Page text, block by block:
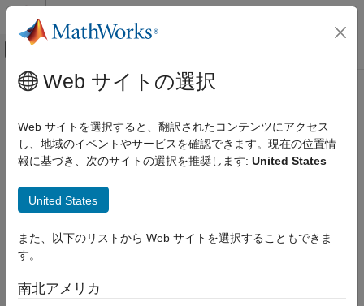
コンテンツへスキップ
オフキャンバス ナビゲーション メ
ドキュメンテーションのホーム
Control Systems
STM32 Microcontroller Blockset
カテゴリ
Motor Control
Power Conversion
Deep Learning
メインコンテンツ
Power Conversion
Build and deploy power conversion applications on STM32
processors inSTM32™ Microcontroller Blockset
converter and PFC (power factor conversion) capabilities.
Topics
STM32CubeMX Configuration for Voltage Mode Control
motor control on an STM32 processor.
Web サイトの選択
Web サイトを選択すると、翻訳されたコンテンツにアクセス
し、地域のイベントやサービスを確認できます。現在の位置情
報に基づき、次のサイトの選択を推奨します: United States
United States
また、以下のリストから Web サイトを選択することもできま
す。
南北アメリカ